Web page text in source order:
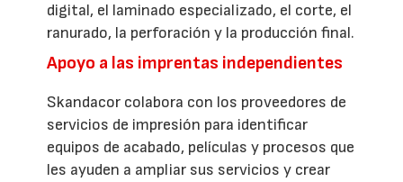
digital, el laminado especializado, el corte, el
ranurado, la perforación y la producción final.
Apoyo a las imprentas independientes
Skandacor colabora con los proveedores de
servicios de impresión para identificar
equipos de acabado, películas y procesos que
les ayuden a ampliar sus servicios y crear